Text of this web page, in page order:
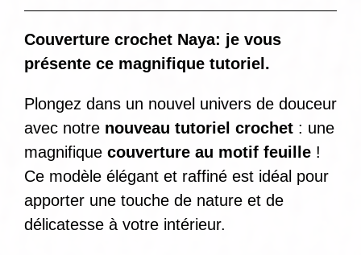
Couverture crochet Naya: je vous
présente ce magnifique tutoriel.
Plongez dans un nouvel univers de douceur
avec notre nouveau tutoriel crochet : une
magnifique couverture au motif feuille !
Ce modèle élégant et raffiné est idéal pour
apporter une touche de nature et de
délicatesse à votre intérieur.